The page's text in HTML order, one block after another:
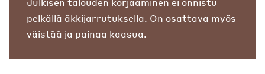
pelkällä äkkijarrutuksella. On osattava myös
väistää ja painaa kaasua.